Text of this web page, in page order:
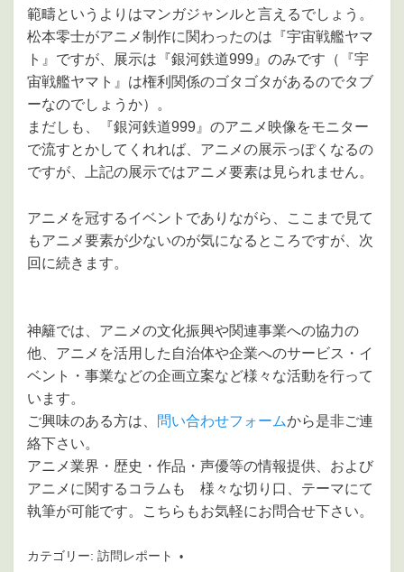
範疇というよりはマンガジャンルと言えるでしょう。
松本零士がアニメ制作に関わったのは『宇宙戦艦ヤマ
ト』ですが、展示は『銀河鉄道999』のみです（『宇
宙戦艦ヤマト』は権利関係のゴタゴタがあるのでタブ
ーなのでしょうか）。
まだしも、『銀河鉄道999』のアニメ映像をモニター
で流すとかしてくれれば、アニメの展示っぽくなるの
ですが、上記の展示ではアニメ要素は見られません。
アニメを冠するイベントでありながら、ここまで見て
もアニメ要素が少ないのが気になるところですが、次
回に続きます。
神籬では、アニメの文化振興や関連事業への協力の
他、アニメを活用した自治体や企業へのサービス・イ
ベント・事業などの企画立案など様々な活動を行って
います。
ご興味のある方は、
問い合わせフォームから是非ご連
絡下さい。
アニメ業界・歴史・作品・声優等の情報提供、および
アニメに関するコラムも 様々な切り口、テーマにて
執筆が可能です。こちらもお気軽にお問合せ下さい。
カテゴリー: 訪問レポート